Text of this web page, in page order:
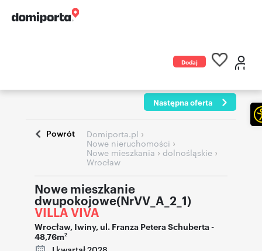
Dodaj
Następna oferta
Powrót Domiporta.pl ›
Nowe nieruchomości ›
Nowe mieszkania › dolnośląskie ›
Wrocław
Nowe mieszkanie
dwupokojowe(NrVV_A_2_1)
VILLA VIVA
Wrocław, Iwiny, ul. Franza Petera Schuberta-
48,76m2